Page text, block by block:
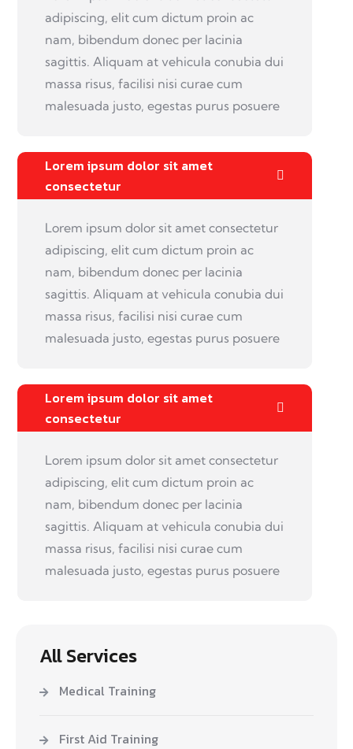
adipiscing, elit cum dictum proin ac
nam, bibendum donec per lacinia
sagittis. Aliquam at vehicula conubia dui
massa risus, facilisi nisi curae cum
malesuada justo, egestas purus posuere
Lorem ipsum dolor sit amet
consectetur
Lorem ipsum dolor sit amet consectetur
adipiscing, elit cum dictum proin ac
nam, bibendum donec per lacinia
sagittis. Aliquam at vehicula conubia dui
massa risus, facilisi nisi curae cum
malesuada justo, egestas purus posuere
Lorem ipsum dolor sit amet
consectetur
Lorem ipsum dolor sit amet consectetur
adipiscing, elit cum dictum proin ac
nam, bibendum donec per lacinia
sagittis. Aliquam at vehicula conubia dui
massa risus, facilisi nisi curae cum
malesuada justo, egestas purus posuere
All Services
Medical Training
First Aid Training